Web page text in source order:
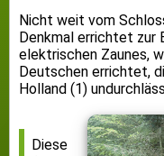
Nicht weit vom
Denkmal errichtet zur
elektrischen Zaunes,
Deutschen errichtet,
Holland (1)
Diese